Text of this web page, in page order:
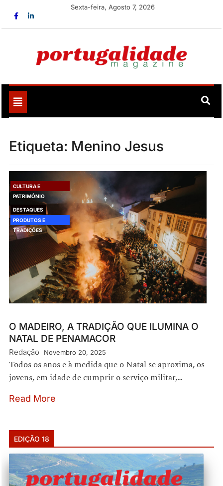
Sexta-feira, Agosto 7, 2026
Portugalidade
Toggle
navigation
Etiqueta: Menino Jesus
CULTURA E
PATRIMÓNIO
DESTAQUES
PRODUTOS E
TRADIÇÕES
O MADEIRO, A TRADIÇÃO QUE ILUMINA O
NATAL DE PENAMACOR
Redação Novembro 20, 2025
Todos os anos e à medida que o Natal se aproxima, os
jovens, em idade de cumprir o serviço militar,…
Read More
EDIÇÃO 18